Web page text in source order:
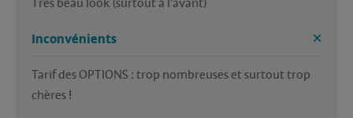
Très beau look (surtout à l'avant)
Inconvénients
Tarif des OPTIONS : trop nombreuses et surtout trop
chères !